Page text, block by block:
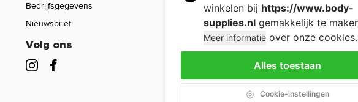
Bedrijfsgegevens
Nieuwsbrief
Volg ons
Sport Gear
Sale
winkelen bij https://www.body-
supplies.nlgemakkelijk te
Meer informatieover onze cookies.
Alles toestaan
Cookie-instellingen